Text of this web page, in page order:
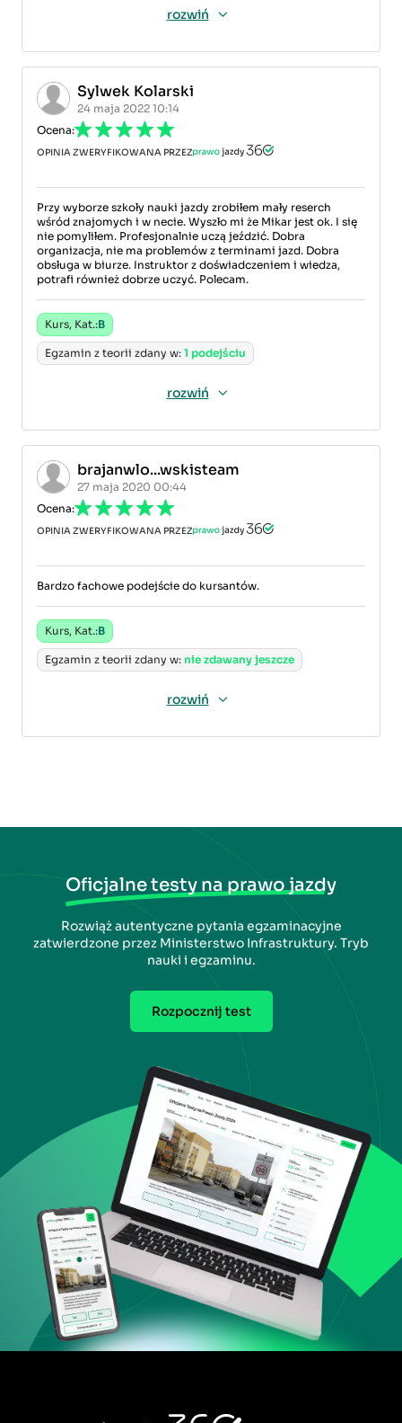
rozwiń
Sylwek Kolarski
24 maja 2022 10:14
Ocena:
OPINIA ZWERYFIKOWANA PRZEZ
Przy wyborze szkoły nauki jazdy zrobiłem mały reserch
wśród znajomych i w necie. Wyszło mi że Mikar jest ok. I się
nie pomyliłem. Profesjonalnie uczą jeździć. Dobra
organizacja, nie ma problemów z terminami jazd. Dobra
obsługa w biurze. Instruktor z doświadczeniem i wiedza,
potrafi również dobrze uczyć. Polecam.
Kurs, Kat.:B
Egzamin z teorii zdany w: 1 podejściu
rozwiń
brajanwlo...wskisteam
27 maja 2020 00:44
Ocena:
OPINIA ZWERYFIKOWANA PRZEZ
Bardzo fachowe podejście do kursantów.
Kurs, Kat.:B
Egzamin z teorii zdany w: nie zdawany jeszcze
rozwiń
Oficjalne testy na prawo jazdy
Rozwiąż autentyczne pytania egzaminacyjne
zatwierdzone przez Ministerstwo Infrastruktury. Tryb
nauki i egzaminu.
Rozpocznij test